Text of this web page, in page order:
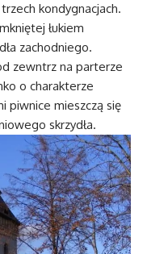
kondygnacjach.
łukiem
zachodniego.
zewntrz na parterze
o charakterze
piwnice mieszczą się
skrzydła.